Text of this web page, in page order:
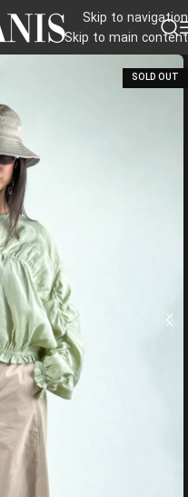
Skip to navigation
Skip to main content
SOLD OUT